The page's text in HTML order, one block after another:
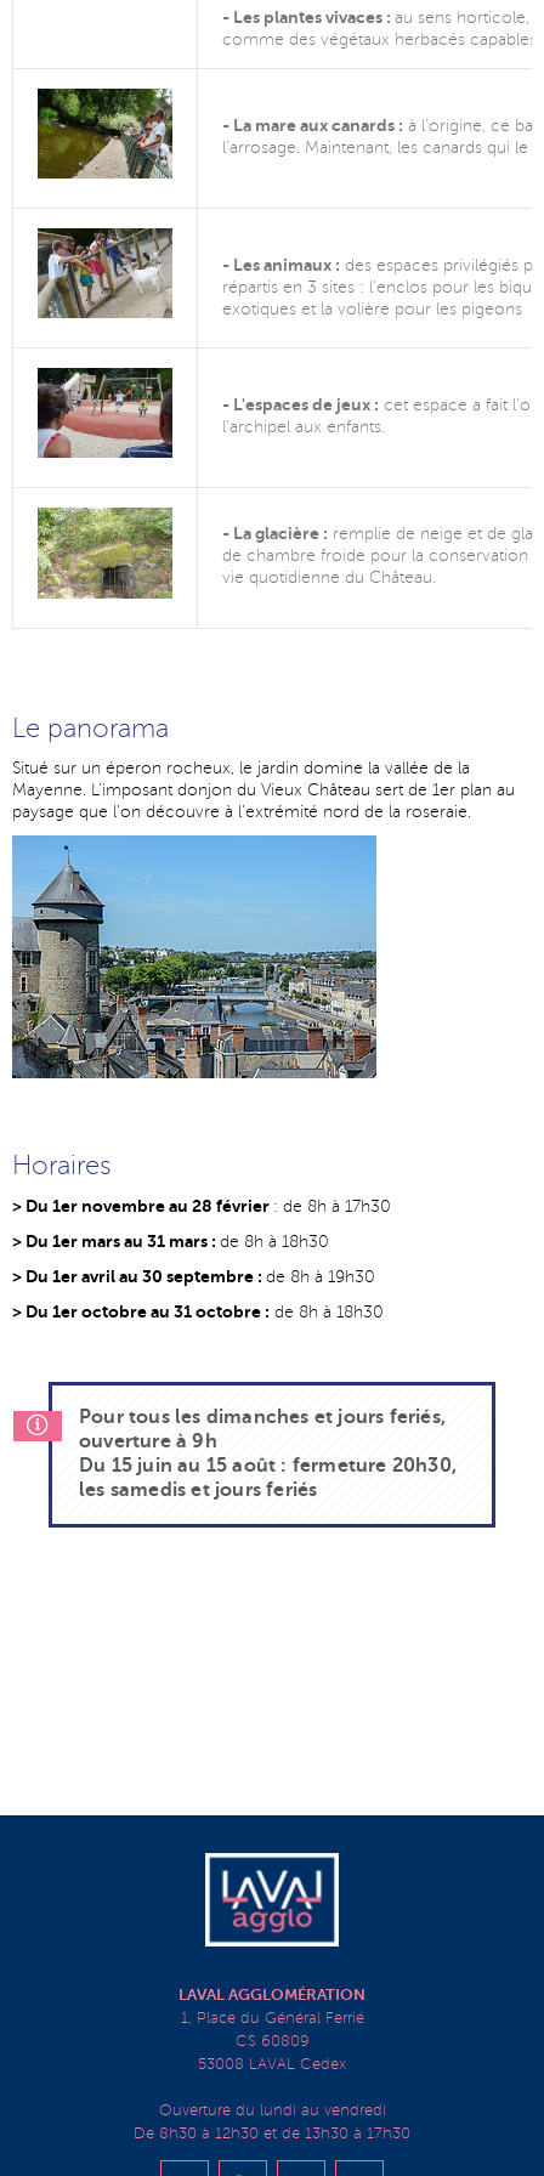
- Les plantes vivaces : au sens horticole,
comme des végétaux herbacés
- La mare aux canards : à l'origine, ce
l'arrosage. Maintenant, les canards qui le
- Les animaux : des espaces privilégiés
répartis en 3 sites : l'enclos pour les
exotiques et la volière pour les pigeons
- L'espaces de jeux : cet espace a fait
l'archipel aux enfants.
- La glacière : remplie de neige et de
de chambre froide pour la conservation
vie quotidienne du Château.
Le panorama
Situé sur un éperon rocheux, le jardin domine la vallée de la
Mayenne. L'imposant donjon du Vieux Château sert de 1er plan au
paysage que l'on découvre à l'extrémité nord de la roseraie.
Horaires
> Du 1er novembre au 28 février : de 8h à 17h30
> Du 1er mars au 31 mars : de 8h à 18h30
> Du 1er avril au 30 septembre : de 8h à 19h30
> Du 1er octobre au 31 octobre : de 8h à 18h30
Pour tous les dimanches et jours feriés,
ouverture à 9h
Du 15 juin au 15 août : fermeture 20h30,
les samedis et jours feriés
LAVAL AGGLOMÉRATION
1, Place du Général Ferrié
CS 60809
53008 LAVAL Cedex
Ouverture du lundi au vendredi
De 8h30 à 12h30 et de 13h30 à 17h30